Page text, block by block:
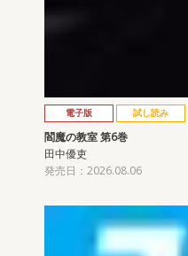
電子版 試し読み
閻魔の教室 第6巻
田中優吏
発売日：2026.08.06